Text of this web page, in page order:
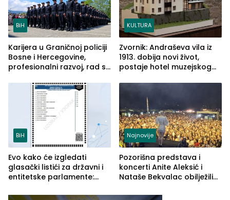
BiH
Karijera u Graničnoj policiji
Bosne i Hercegovine,
profesionalni razvoj, rad sa
služba građanima
KULTURA
Zvornik: Andraševa vila iz
1913. dobija novi život,
postaje hotel muzejskog
BiH
Evo kako će izgledati
glasački listići za državni i
entitetske parlamente:
vidljive na njima
Najnovije
Pozorišna predstava i
koncerti Anite Aleksić i
Nataše Bekvalac obilježili
ljeta (FOTO)